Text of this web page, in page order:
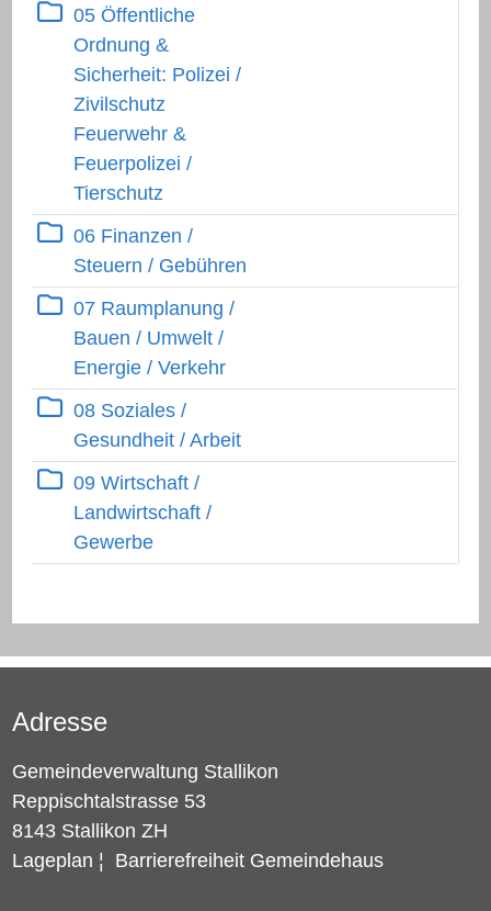
Ebene 1:
05 Öffentliche
Ordnung &
Sicherheit: Polizei /
Zivilschutz
Feuerwehr &
Feuerpolizei /
Tierschutz
Ebene 1:
06 Finanzen /
Steuern / Gebühren
Ebene 1:
07 Raumplanung /
Bauen / Umwelt /
Energie / Verkehr
Ebene 1:
08 Soziales /
Gesundheit / Arbeit
Ebene 1:
09 Wirtschaft /
Landwirtschaft /
Gewerbe
Adresse
Gemeindeverwaltung Stallikon
Reppischtalstrasse 53
8143 Stallikon ZH
Lageplan ¦ Barrierefreiheit Gemeindehaus